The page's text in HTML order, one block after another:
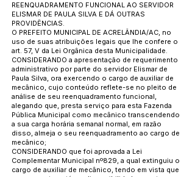
REENQUADRAMENTO FUNCIONAL AO SERVIDOR
ELISMAR DE PAULA SILVA E DÁ OUTRAS
PROVIDÊNCIAS.
O PREFEITO MUNICIPAL DE ACRELÂNDIA/AC, no
uso de suas atribuições legais que lhe confere o
art. 57, V da Lei Orgânica desta Municipalidade.
CONSIDERANDO a apresentação de requerimento
administrativo por parte do servidor Elismar de
Paula Silva, ora exercendo o cargo de auxiliar de
mecânico, cujo conteúdo reflete-se no pleito de
análise de seu reenquadramento funcional,
alegando que, presta serviço para esta Fazenda
Pública Municipal como mecânico transcendendo
a sua carga horária semanal normal, em razão
disso, almeja o seu reenquadramento ao cargo de
mecânico;
CONSIDERANDO que foi aprovada a Lei
Complementar Municipal nº829, a qual extinguiu o
cargo de auxiliar de mecânico, tendo em vista que